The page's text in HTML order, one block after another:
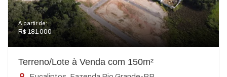
A partir de:
R$ 181.000
Terreno/Lote à Venda com 150m²